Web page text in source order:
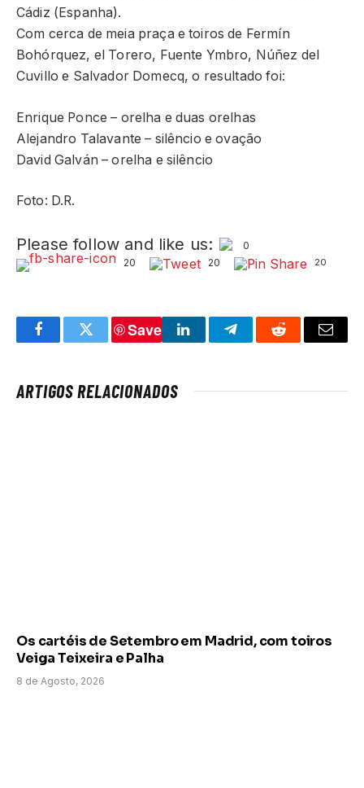
Cádiz (Espanha).
Com cerca de meia praça e toiros de Fermín
Bohórquez, el Torero, Fuente Ymbro, Núñez del
Cuvillo e Salvador Domecq, o resultado foi:
Enrique Ponce – orelha e duas orelhas
Alejandro Talavante – silêncio e ovação
David Galván – orelha e silêncio
Foto: D.R.
Please follow and like us:
0
20
20 20
FacebookTwitter
Save
LinkedInTelegramReddit Email
ARTIGOS RELACIONADOS
Os cartéis de Setembro em Madrid, com toiros
Veiga Teixeira e Palha
8 de Agosto, 2026